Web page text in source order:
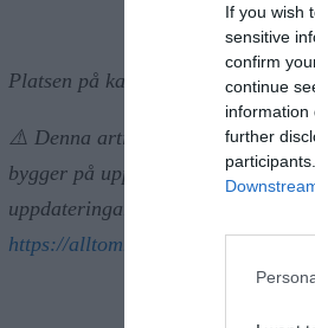
If you wish
sensitive
confirm
continue
information
further
Platsen på kartan är ungefärlig
⚠️ Denna artikel är AI-genererad
bygger på uppgifter från https://
uppdateringar. Vid frågor eller
https://alltomnorrtalje.se/